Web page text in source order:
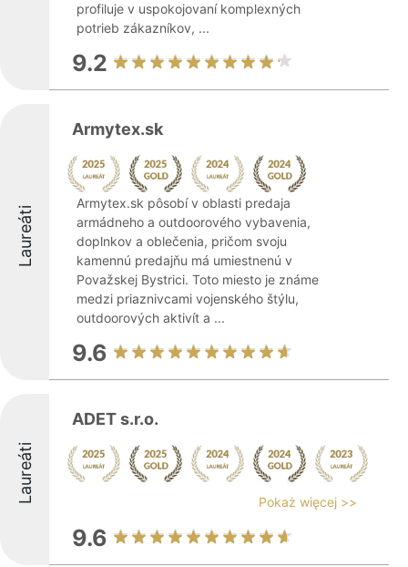
profiluje v uspokojovaní komplexných
potrieb zákazníkov, ...
9.2
Laureáti
Armytex.sk
Armytex.sk pôsobí v oblasti predaja
armádneho a outdoorového vybavenia,
doplnkov a oblečenia, pričom svoju
kamennú predajňu má umiestnenú v
Považskej Bystrici. Toto miesto je známe
medzi priaznivcami vojenského štýlu,
outdoorových aktivít a ...
9.6
Laureáti
ADET s.r.o.
Pokaż więcej >>
9.6